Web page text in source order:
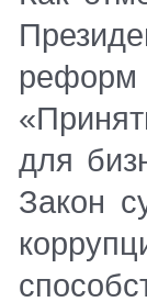
реформ
для
Закон